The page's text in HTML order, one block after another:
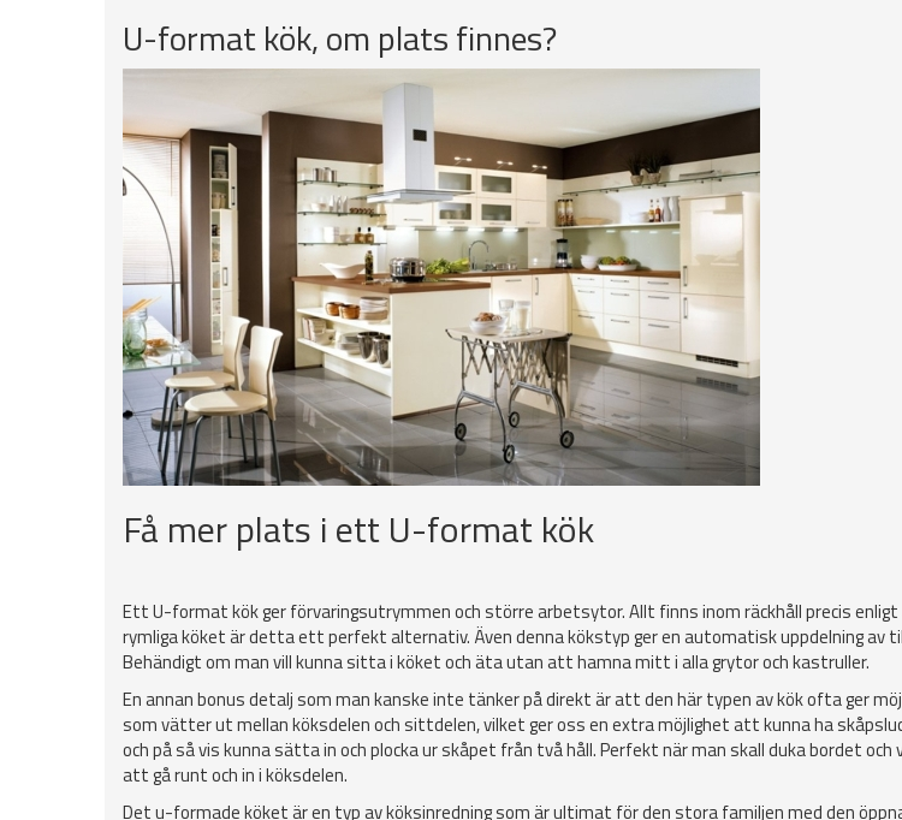
U-format kök, om plats finnes?
Få mer plats i ett U-format kök
Ett U-format kök ger förvaringsutrymmen och större arbetsytor. Allt finns inom räckhåll precis
rymliga köket är detta ett perfekt alternativ. Även denna kökstyp ger en automatisk uppdelning av
Behändigt om man vill kunna sitta i köket och äta utan att hamna mitt i alla grytor och kastruller.
En annan bonus detalj som man kanske inte tänker på direkt är att den här typen av kök ofta ger
som vätter ut mellan köksdelen och sittdelen, vilket ger oss en extra möjlighet att kunna ha
och på så vis kunna sätta in och plocka ur skåpet från två håll. Perfekt när man skall duka bordet
att gå runt och in i köksdelen.
Det u-formade köket är en typ av köksinredning som är ultimat för den stora familjen med den